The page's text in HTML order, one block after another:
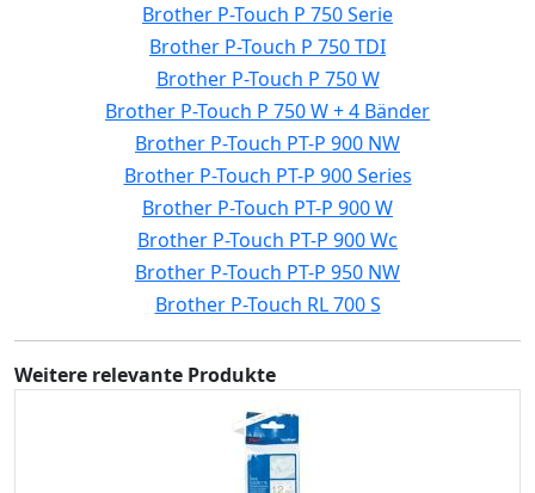
Brother P-Touch P 750 Serie
Brother P-Touch P 750 TDI
Brother P-Touch P 750 W
Brother P-Touch P 750 W + 4 Bänder
Brother P-Touch PT-P 900 NW
Brother P-Touch PT-P 900 Series
Brother P-Touch PT-P 900 W
Brother P-Touch PT-P 900 Wc
Brother P-Touch PT-P 950 NW
Brother P-Touch RL 700 S
Weitere relevante Produkte